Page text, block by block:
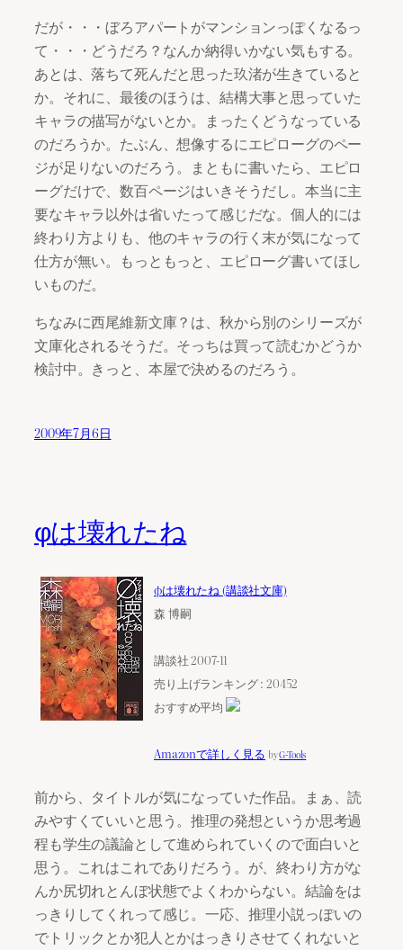
だが・・・ぼろアパートがマンションっぽくなるっ
て・・・どうだろ？なんか納得いかない気もする。
あとは、落ちて死んだと思った玖渚が生きていると
か。それに、最後のほうは、結構大事と思っていた
キャラの描写がないとか。まったくどうなっている
のだろうか。たぶん、想像するにエピローグのペー
ジが足りないのだろう。まともに書いたら、エピロ
ーグだけで、数百ページはいきそうだし。本当に主
要なキャラ以外は省いたって感じだな。個人的には
終わり方よりも、他のキャラの行く末が気になって
仕方が無い。もっともっと、エピローグ書いてほし
いものだ。
ちなみに西尾維新文庫？は、秋から別のシリーズが
文庫化されるそうだ。そっちは買って読むかどうか
検討中。きっと、本屋で決めるのだろう。
2009年7月6日
φは壊れたね
φは壊れたね (講談社文庫)
森 博嗣
講談社 2007-11
売り上げランキング : 20452
おすすめ平均
Amazonで詳しく見る byG-Tools
前から、タイトルが気になっていた作品。まぁ、読
みやすくていいと思う。推理の発想というか思考過
程も学生の議論として進められていくので面白いと
思う。これはこれでありだろう。が、終わり方がな
んか尻切れとんぼ状態でよくわからない。結論をは
っきりしてくれって感じ。一応、推理小説っぽいの
でトリックとか犯人とかはっきりさせてくれないと